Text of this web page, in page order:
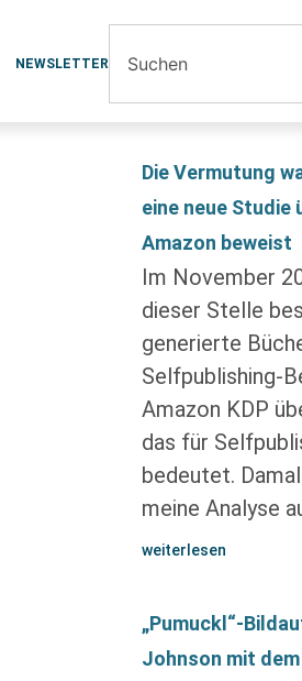
NEWSLETTER
Die Vermutung
eine neue Studie
Amazon beweist
Im November
dieser Stelle
generierte
Selfpublishing-
Amazon KDP
das für
bedeutet.
meine Analyse
weiterlesen
„Pumuckl“-
Johnson mit dem